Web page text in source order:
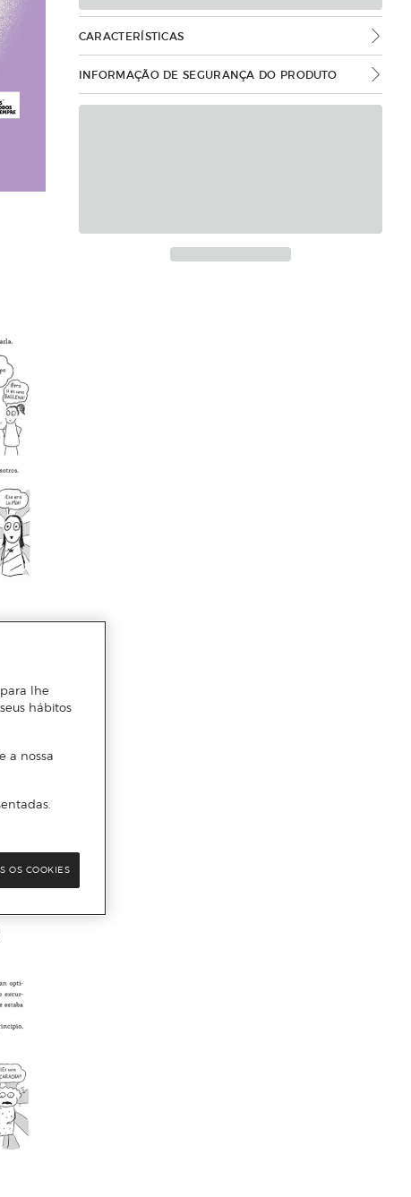
CARACTERÍSTICAS
INFORMAÇÃO DE SEGURANÇA DO PRODUTO
lhe
hábitos
a nossa
OS COOKIES